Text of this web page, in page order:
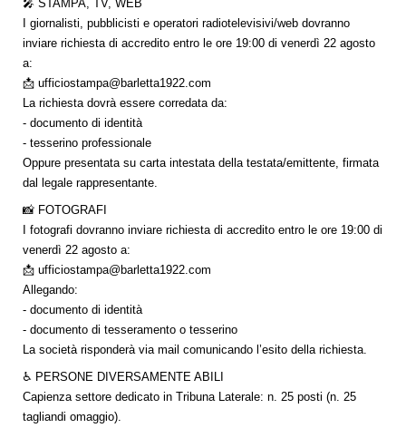
🎤 STAMPA, TV, WEB
I giornalisti, pubblicisti e operatori radiotelevisivi/web dovranno
inviare richiesta di accredito entro le ore 19:00 di venerdì 22 agosto
a:
📩 ufficiostampa@barletta1922.com
La richiesta dovrà essere corredata da:
- documento di identità
- tesserino professionale
Oppure presentata su carta intestata della testata/emittente, firmata
dal legale rappresentante.
📸 FOTOGRAFI
I fotografi dovranno inviare richiesta di accredito entro le ore 19:00 di
venerdì 22 agosto a:
📩 ufficiostampa@barletta1922.com
Allegando:
- documento di identità
- documento di tesseramento o tesserino
La società risponderà via mail comunicando l’esito della richiesta.
♿ PERSONE DIVERSAMENTE ABILI
Capienza settore dedicato in Tribuna Laterale: n. 25 posti (n. 25
tagliandi omaggio).